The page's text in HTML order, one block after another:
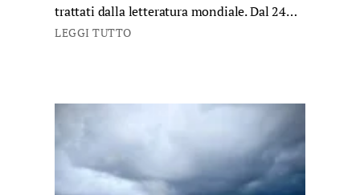
trattati dalla letteratura mondiale. Dal 24…
LEGGI TUTTO